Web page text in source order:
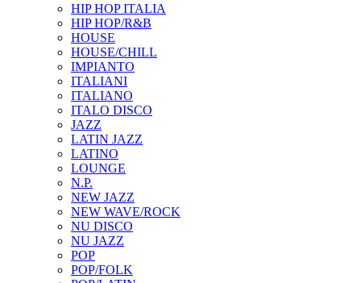
HIP HOP ITALIA
HIP HOP/R&B
HOUSE
HOUSE/CHILL
IMPIANTO
ITALIANI
ITALIANO
ITALO DISCO
JAZZ
LATIN JAZZ
LATINO
LOUNGE
N.P.
NEW JAZZ
NEW WAVE/ROCK
NU DISCO
NU JAZZ
POP
POP/FOLK